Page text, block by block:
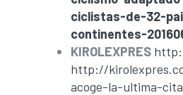
ciclistas-de-32-
continentes-
KIROLEXPRES
http://
acoge-la-ultima-